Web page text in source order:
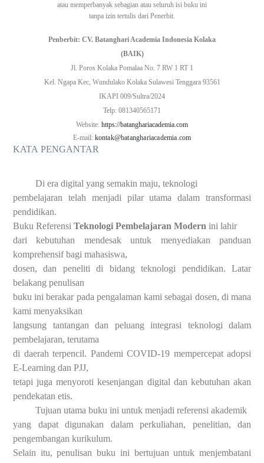
atau memperbanyak sebagian atau seluruh isi buku ini
tanpa izin tertulis dari Penerbit.
Penberbit: CV. Batanghari Academia Indonesia Kolaka
(BAIK)
Jl. Poros Kolaka Pomalaa No. 7 RW 1 RT 1
Kel. Ngapa Kec, Wundulako Kolaka Sulawesi Tenggara 93561
IKAPI 009/Sultra/2024
Telp: 081340565171
Website: https://batanghariacademia.com
E-mail: kontak@batanghariacademia.com
KATA PENGANTAR
Di era digital yang semakin maju, teknologi
pembelajaran telah menjadi pilar utama dalam transformasi
pendidikan.
Buku Referensi Teknologi Pembelajaran Modern ini lahir
dari kebutuhan mendesak untuk menyediakan panduan
komprehensif bagi mahasiswa,
dosen, dan peneliti di bidang teknologi pendidikan. Latar
belakang penulisan
buku ini berakar pada pengalaman kami sebagai dosen, di mana
kami menyaksikan
langsung tantangan dan peluang integrasi teknologi dalam
pembelajaran, terutama
di daerah terpencil. Pandemi COVID-19 mempercepat adopsi
E-Learning dan PJJ,
tetapi juga menyoroti kesenjangan digital dan kebutuhan akan
pendekatan etis.
Tujuan utama buku ini untuk menjadi referensi akademik
yang dapat digunakan dalam perkuliahan, penelitian, dan
pengembangan kurikulum.
Selain itu, penulisan buku ini bertujuan untuk menjembatani